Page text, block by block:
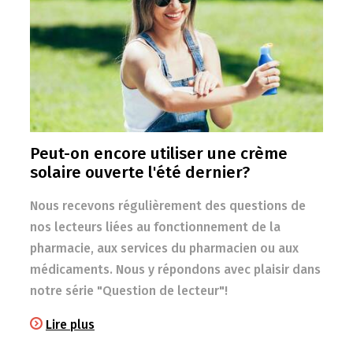
Peut-on encore utiliser une crème
solaire ouverte l'été dernier?
Nous recevons régulièrement des questions de
nos lecteurs liées au fonctionnement de la
pharmacie, aux services du pharmacien ou aux
médicaments. Nous y répondons avec plaisir dans
notre série "Question de lecteur"!
Lire plus